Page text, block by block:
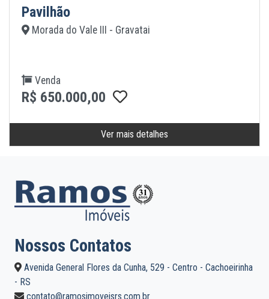
Pavilhão
Morada do Vale III - Gravatai
Venda
R$ 650.000,00
Ver mais detalhes
Nossos Contatos
Avenida General Flores da Cunha, 529 - Centro - Cachoeirinha
- RS
contato@ramosimoveisrs.com.br